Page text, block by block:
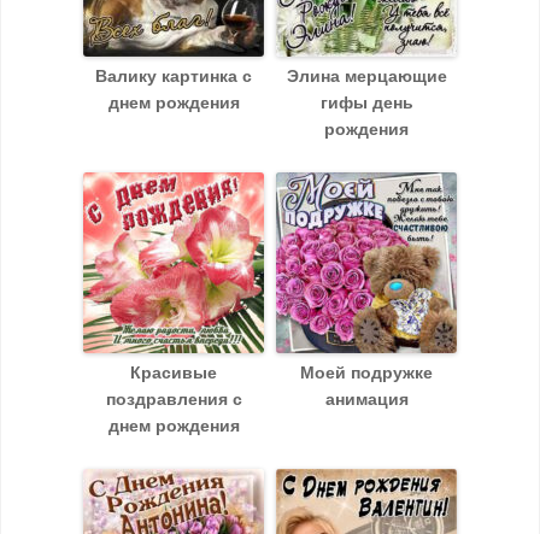
Валику картинка с
днем рождения
Элина мерцающие
гифы день
рождения
Красивые
поздравления с
днем рождения
Моей подружке
анимация